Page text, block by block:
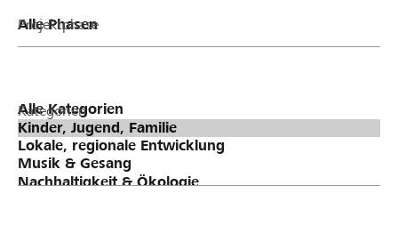
Projektphase
Kategorien